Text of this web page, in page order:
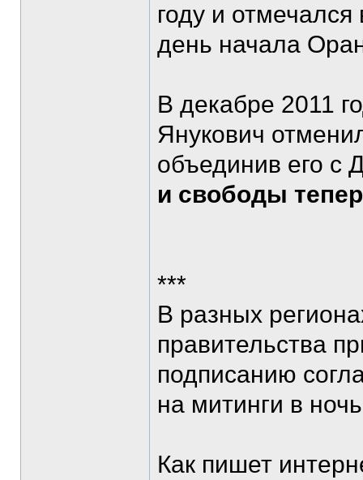
году и
день начала
В декабре 2011
Янукович
объединив его с
и свободы
***
В разных
правительства
подписанию
на митинги в
Как пишет